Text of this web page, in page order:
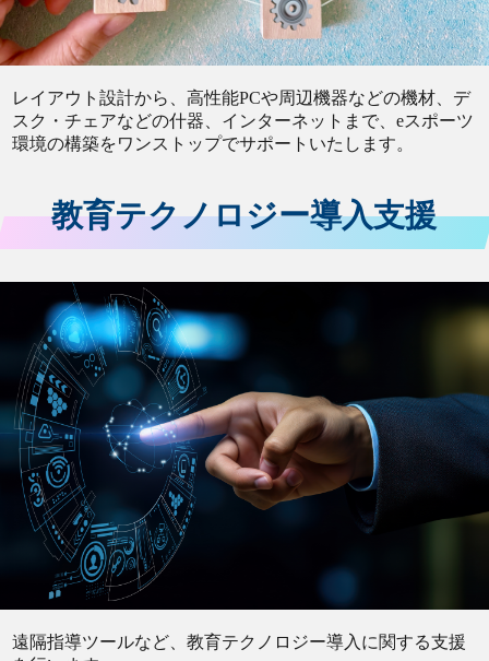
レイアウト設計から、高性能PCや周辺機器などの機材、デ
スク・チェアなどの什器、インターネットまで、eスポーツ
環境の構築をワンストップでサポートいたします。
教育テクノロジー導入支援
遠隔指導ツールなど、教育テクノロジー導入に関する支援